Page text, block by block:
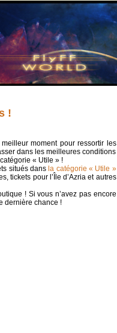
!
moment pour ressortir les
dans les meilleures conditions
« Utile » !
situés dans la catégorie « Utile »
tickets pour l’Île d’Azria et autres
! Si vous n’avez pas encore
dernière chance !